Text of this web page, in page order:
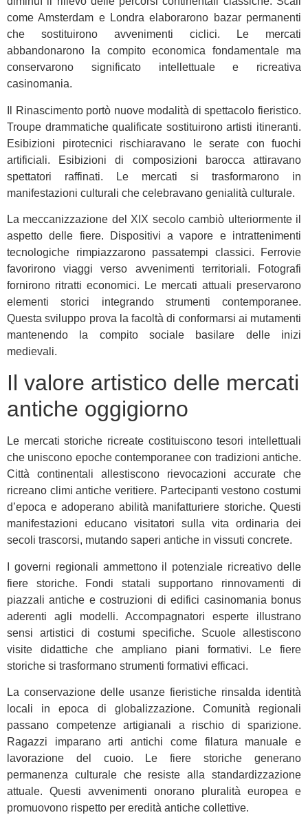
come Amsterdam e Londra elaborarono bazar permanenti
che sostituirono avvenimenti ciclici. Le mercati
abbandonarono la compito economica fondamentale ma
conservarono significato intellettuale e ricreativa
casinomania.
Il Rinascimento portò nuove modalità di spettacolo fieristico.
Troupe drammatiche qualificate sostituirono artisti itineranti.
Esibizioni pirotecnici rischiaravano le serate con fuochi
artificiali. Esibizioni di composizioni barocca attiravano
spettatori raffinati. Le mercati si trasformarono in
manifestazioni culturali che celebravano genialità culturale.
La meccanizzazione del XIX secolo cambiò ulteriormente il
aspetto delle fiere. Dispositivi a vapore e intrattenimenti
tecnologiche rimpiazzarono passatempi classici. Ferrovie
favorirono viaggi verso avvenimenti territoriali. Fotografi
fornirono ritratti economici. Le mercati attuali preservarono
elementi storici integrando strumenti contemporanee.
Questa sviluppo prova la facoltà di conformarsi ai mutamenti
mantenendo la compito sociale basilare delle inizi
medievali.
Il valore artistico delle mercati
antiche oggigiorno
Le mercati storiche ricreate costituiscono tesori intellettuali
che uniscono epoche contemporanee con tradizioni antiche.
Città continentali allestiscono rievocazioni accurate che
ricreano climi antiche veritiere. Partecipanti vestono costumi
d’epoca e adoperano abilità manifatturiere storiche. Questi
manifestazioni educano visitatori sulla vita ordinaria dei
secoli trascorsi, mutando saperi antiche in vissuti concrete.
I governi regionali ammettono il potenziale ricreativo delle
fiere storiche. Fondi statali supportano rinnovamenti di
piazzali antiche e costruzioni di edifici casinomania bonus
aderenti agli modelli. Accompagnatori esperte illustrano
sensi artistici di costumi specifiche. Scuole allestiscono
visite didattiche che ampliano piani formativi. Le fiere
storiche si trasformano strumenti formativi efficaci.
La conservazione delle usanze fieristiche rinsalda identità
locali in epoca di globalizzazione. Comunità regionali
passano competenze artigianali a rischio di sparizione.
Ragazzi imparano arti antichi come filatura manuale e
lavorazione del cuoio. Le fiere storiche generano
permanenza culturale che resiste alla standardizzazione
attuale. Questi avvenimenti onorano pluralità europea e
promuovono rispetto per eredità antiche collettive.